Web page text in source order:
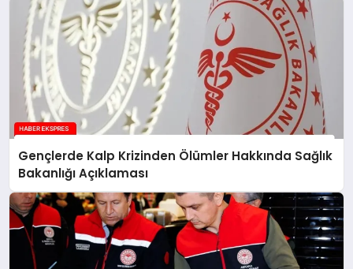
Gençlerde Kalp Krizinden Ölümler Hakkında Sağlık
Bakanlığı Açıklaması